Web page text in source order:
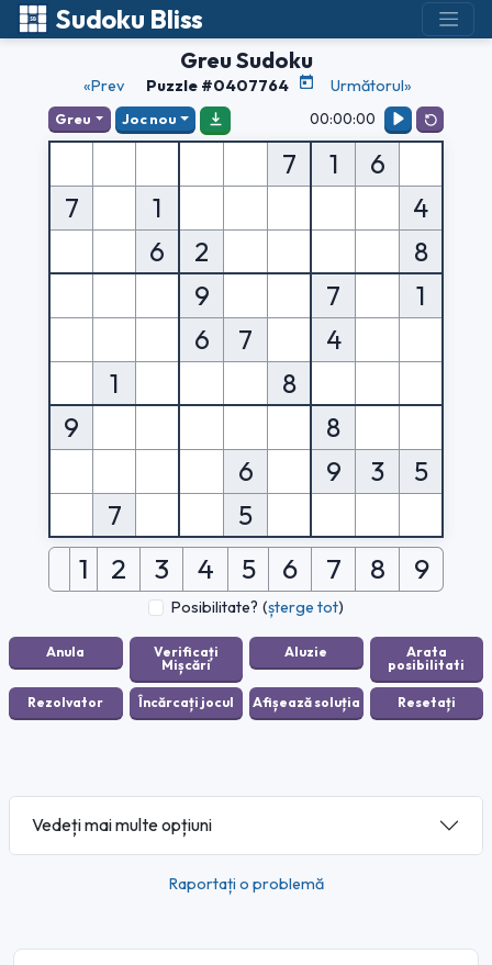
Sudoku Bliss
Greu Sudoku
«Prev Puzzle #0407764 Următorul»
Greu Joc nou 00:00:00
7 1
6
7
1
4
6
2
8
9
7
1
6
7
4
1
8
9
8
6
9 3
5
7
5
1 2 3 4 5 6 7 8 9
Posibilitate? (șterge tot)
Vedeți mai multe opțiuni
Raportați o problemă